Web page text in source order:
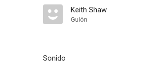
Keith Shaw
Guión
Sonido